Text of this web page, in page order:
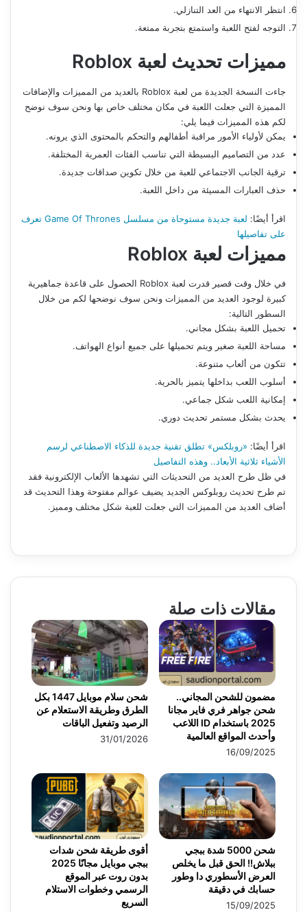
انتظر الانتهاء من العد التنازلي.
التوجه لفتح اللعبة واستمتع بتجربة ممتعة.
مميزات تحديث لعبة Roblox
جاءت النسخة الجديدة من لعبة Roblox بالعديد من المميزات والإضافات
المميزة التي جعلت اللعبة في مكان مختلف خاص بها ونحن سوف نوضح
لكم هذه المميزات فيما يلي:
يمكن لأولياء الأمور مراقبة أطفالهم والتحكم بالمحتوى الذي يرونه.
عدد من التصاميم البسيطة التي تناسب الفئات العمرية المختلفة.
ترقية الجانب الاجتماعي للعبة من خلال تكوين صداقات جديدة.
حذف العبارات المسيئة من داخل اللعبة.
اقرأ أيضًا:
لعبة جديدة مستوحاة من مسلسل Game Of Thrones تعرف
على تفاصيلها
مميزات لعبة Roblox
في خلال وقت قصير قدرت لعبة Roblox الحصول على قاعدة جماهيرية
كبيرة لوجود العديد من المميزات ونحن سوف نوضحها لكم من خلال
السطور التالية:
تحميل اللعبة بشكل مجاني.
مساحة اللعبة صغير ويتم تحميلها على جميع أنواع الهواتف.
تتكون من ألعاب متنوعة.
أسلوب اللعب بداخلها يتميز بالحرية.
إمكانية اللعب شكل جماعي.
يحدث بشكل مستمر تحديث دوري.
اقرأ أيضًا: «روبلكس» تطلق تقنية جديدة للذكاء الاصطناعي لرسم
الأشياء ثلاثية الأبعاد.. وهذه التفاصيل
في ظل طرح العديد من التحديثات التي تشهدها الألعاب الإلكترونية فقد
تم طرح تحديث روبلوكس الجديد يضيف عوالم مفتوحة وهذا التحديث قد
أضاف العديد من المميزات التي جعلت للعبة شكل مختلف ومميز.
مقالات ذات صلة
شحن سلام موبايل 1447 بكل
الطرق وطريقة الاستعلام عن
الرصيد وتفعيل الباقات
31/01/2026
مضمون للشحن المجاني..
شحن جواهر فري فاير مجانا
2025 باستخدام ID اللاعب
وأحدث المواقع العالمية
16/09/2025
أقوى طريقة شحن شدات
ببجي موبايل مجانًا 2025
بدون روت عبر الموقع
الرسمي وخطوات الاستلام
السريع
شحن 5000 شدة ببجي
ببلاش!! الحق قبل ما يخلص
العرض الأسطوري دا وطور
حسابك في دقيقة
15/09/2025